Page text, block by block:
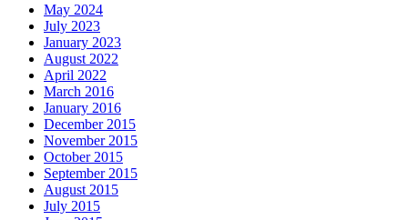
May 2024
July 2023
January 2023
August 2022
April 2022
March 2016
January 2016
December 2015
November 2015
October 2015
September 2015
August 2015
July 2015